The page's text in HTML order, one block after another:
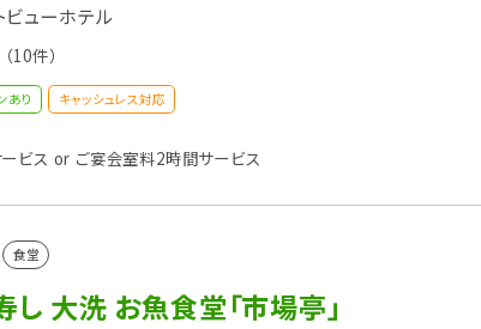
ューホテル
（10件）
あり キャッシュレス対応
ビス or ご宴会室料2時間サービス
食堂
大洗 お魚食堂「市場亭」